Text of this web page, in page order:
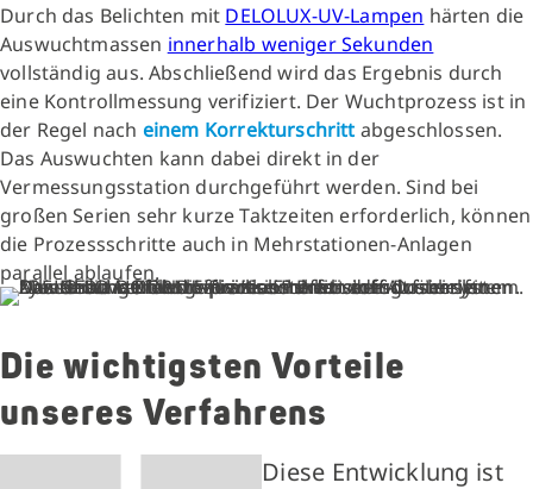
Durch das Belichten mit DELOLUX-UV-Lampen härten die
Auswuchtmassen innerhalb weniger Sekunden
vollständig aus. Abschließend wird das Ergebnis durch
eine Kontrollmessung verifiziert. Der Wuchtprozess ist in
der Regel nach einem Korrekturschritt abgeschlossen.
Das Auswuchten kann dabei direkt in der
Vermessungsstation durchgeführt werden. Sind bei
großen Serien sehr kurze Taktzeiten erforderlich, können
die Prozessschritte auch in Mehrstationen-Anlagen
parallel ablaufen.
Die wichtigsten Vorteile
unseres Verfahrens
Diese Entwicklung ist